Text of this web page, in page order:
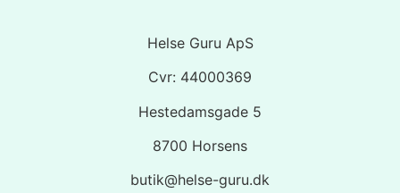
Helse Guru ApS
Cvr: 44000369
Hestedamsgade 5
8700 Horsens
butik@helse-guru.dk